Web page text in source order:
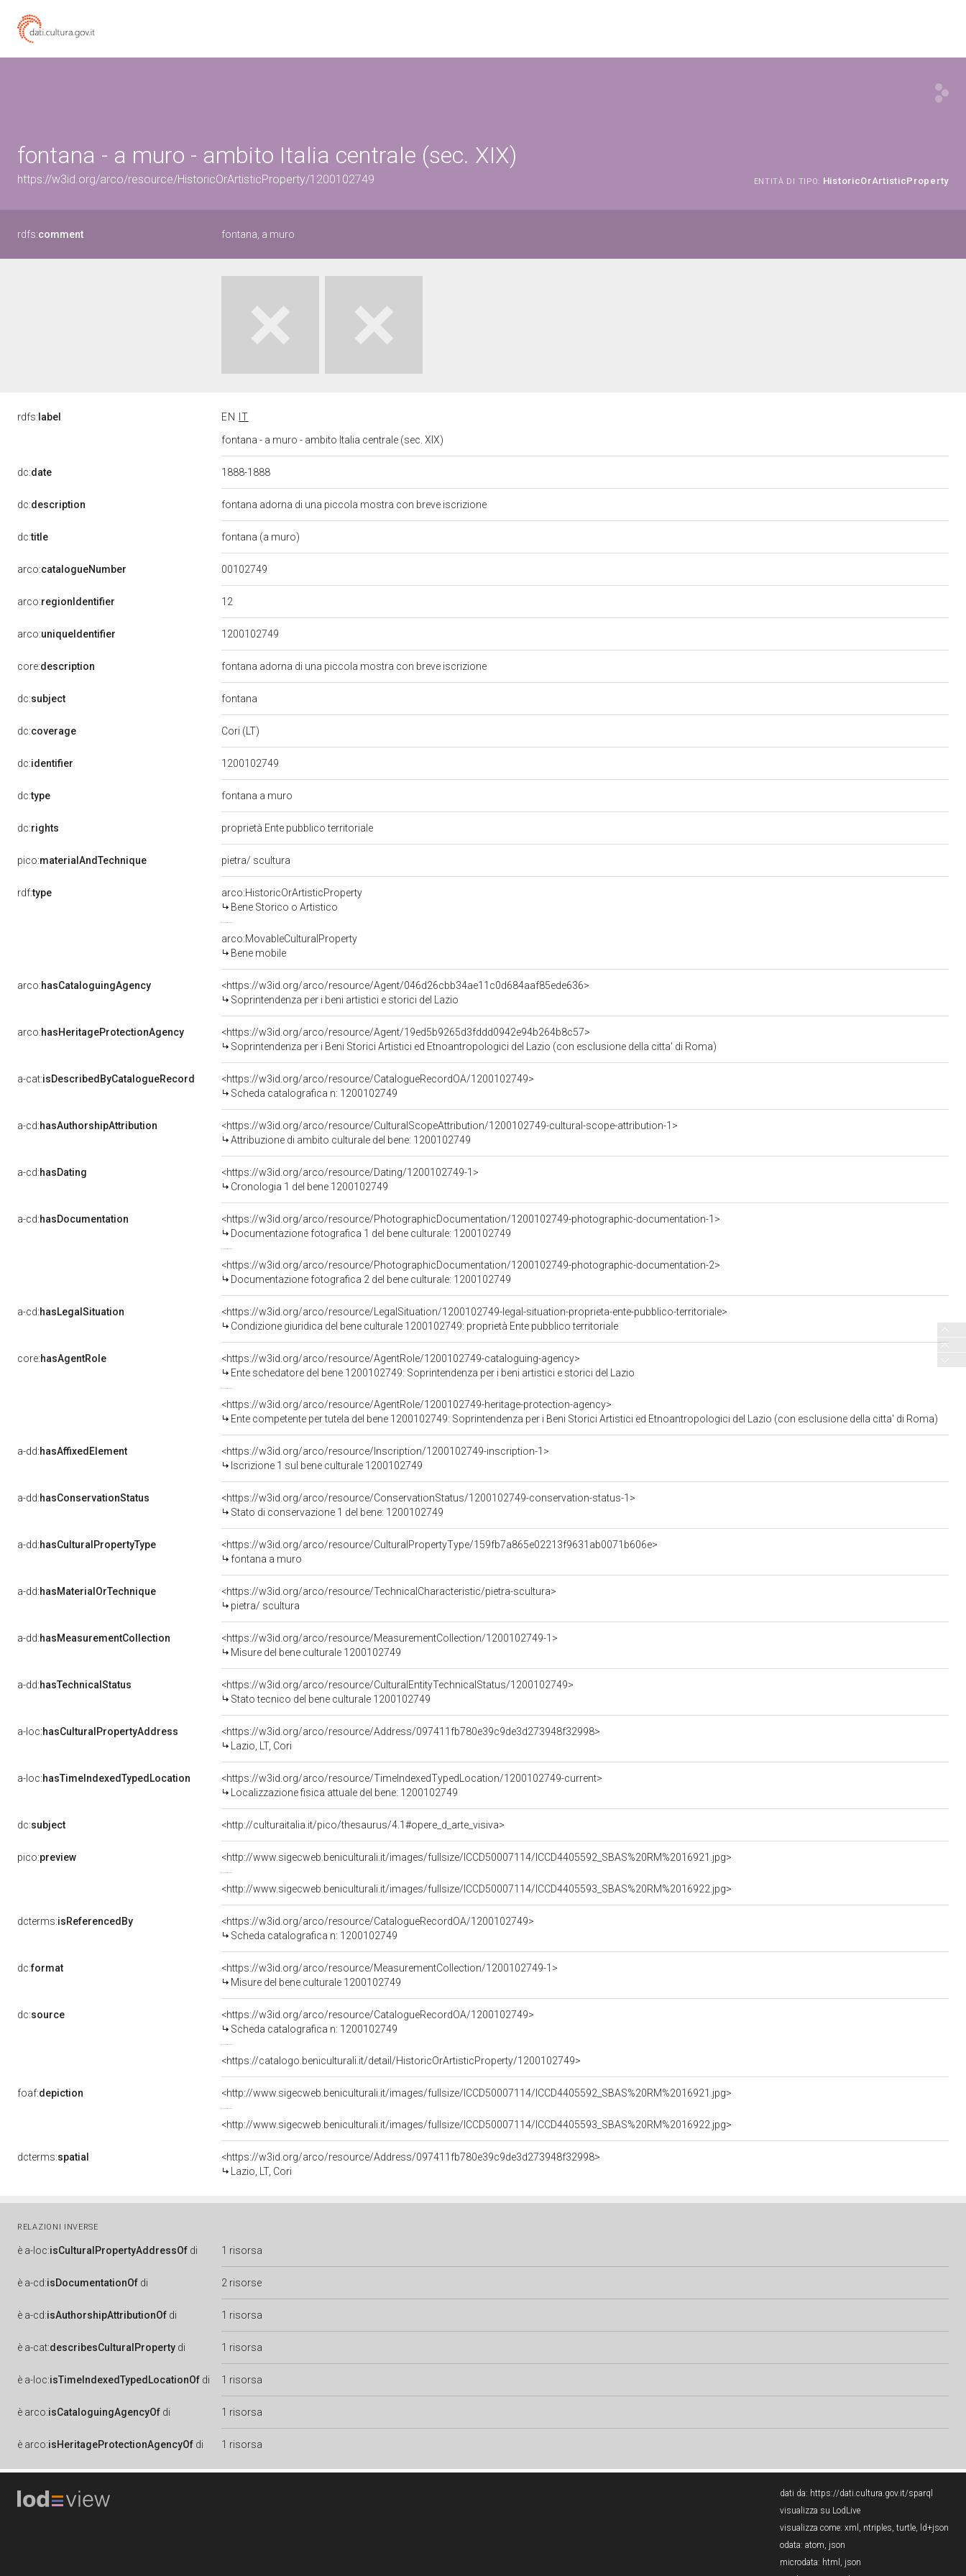
fontana - a muro - ambito Italia centrale (sec. XIX)
https://w3id.org/arco/resource/HistoricOrArtisticProperty/1200102749 ENTITÀ DI TIPO: HistoricOrArtisticProperty
rdfs:comment fontana, a muro
rdfs: label EN
IT
fontana - a muro - ambito Italia centrale (sec. XIX)
dc:date 1888-1888
dc:description fontana adorna di una piccola mostra con breve iscrizione
dc:title fontana (a muro)
arco:catalogueNumber 00102749
arco:regionIdentifier 12
arco:uniqueIdentifier 1200102749
core:description fontana adorna di una piccola mostra con breve iscrizione
dc:subject fontana
dc:coverage Cori (LT)
dc:identifier 1200102749
dc:type fontana a muro
dc:rights proprietà Ente pubblico territoriale
pico:materialAndTechnique pietra/ scultura
rdf:type
arco:HistoricOrArtisticProperty
Bene Storico o Artistico
arco:MovableCulturalProperty
Bene mobile
arco:hasCataloguingAgency
<https://w3id.org/arco/resource/Agent/046d26cbb34ae11c0d684aaf85ede636>
Soprintendenza per i beni artistici e storici del Lazio
arco:hasHeritageProtectionAgency
<https://w3id.org/arco/resource/Agent/19ed5b9265d3fddd0942e94b264b8c57>
Soprintendenza per i Beni Storici Artistici ed Etnoantropologici del Lazio (con esclusione della citta' di Roma)
a-cat:isDescribedByCatalogueRecord
<https://w3id.org/arco/resource/CatalogueRecordOA/1200102749>
Scheda catalografica n: 1200102749
a-cd:hasAuthorshipAttribution
<https://w3id.org/arco/resource/CulturalScopeAttribution/1200102749-cultural-scope-attribution-1>
Attribuzione di ambito culturale del bene: 1200102749
a-cd:hasDating
<https://w3id.org/arco/resource/Dating/1200102749-1>
Cronologia 1 del bene 1200102749
a-cd:hasDocumentation
<https://w3id.org/arco/resource/PhotographicDocumentation/1200102749-photographic-documentation-1>
Documentazione fotografica 1 del bene culturale: 1200102749
<https://w3id.org/arco/resource/PhotographicDocumentation/1200102749-photographic-documentation-2>
Documentazione fotografica 2 del bene culturale: 1200102749
a-cd:hasLegalSituation
<https://w3id.org/arco/resource/LegalSituation/1200102749-legal-situation-proprieta-ente-pubblico-territoriale>
Condizione giuridica del bene culturale 1200102749: proprietà Ente pubblico territoriale
core:hasAgentRole
<https://w3id.org/arco/resource/AgentRole/1200102749-cataloguing-agency>
Ente schedatore del bene 1200102749: Soprintendenza per i beni artistici e storici del Lazio
<https://w3id.org/arco/resource/AgentRole/1200102749-heritage-protection-agency>
Ente competente per tutela del bene 1200102749: Soprintendenza per i Beni Storici Artistici ed Etnoantropologici del Lazio (con esclusione della citta' di Roma)
a-dd:hasAffixedElement
<https://w3id.org/arco/resource/Inscription/1200102749-inscription-1>
Iscrizione 1 sul bene culturale 1200102749
a-dd:hasConservationStatus
<https://w3id.org/arco/resource/ConservationStatus/1200102749-conservation-status-1>
Stato di conservazione 1 del bene: 1200102749
a-dd:hasCulturalPropertyType
<https://w3id.org/arco/resource/CulturalPropertyType/159fb7a865e02213f9631ab0071b606e>
fontana a muro
a-dd:hasMaterialOrTechnique
<https://w3id.org/arco/resource/TechnicalCharacteristic/pietra-scultura>
pietra/ scultura
a-dd:hasMeasurementCollection
<https://w3id.org/arco/resource/MeasurementCollection/1200102749-1>
Misure del bene culturale 1200102749
a-dd:hasTechnicalStatus
<https://w3id.org/arco/resource/CulturalEntityTechnicalStatus/1200102749>
Stato tecnico del bene culturale 1200102749
a-loc:hasCulturalPropertyAddress
<https://w3id.org/arco/resource/Address/097411fb780e39c9de3d273948f32998>
Lazio, LT, Cori
a-loc:hasTimeIndexedTypedLocation
<https://w3id.org/arco/resource/TimeIndexedTypedLocation/1200102749-current>
Localizzazione fisica attuale del bene: 1200102749
dc:subject <http://culturaitalia.it/pico/thesaurus/4.1#opere_d_arte_visiva>
pico:preview <http://www.sigecweb.beniculturali.it/images/fullsize/ICCD50007114/ICCD4405592_SBAS%20RM%2016921.jpg>
<http://www.sigecweb.beniculturali.it/images/fullsize/ICCD50007114/ICCD4405593_SBAS%20RM%2016922.jpg>
dcterms:isReferencedBy
<https://w3id.org/arco/resource/CatalogueRecordOA/1200102749>
Scheda catalografica n: 1200102749
dc:format
<https://w3id.org/arco/resource/MeasurementCollection/1200102749-1>
Misure del bene culturale 1200102749
dc:source
<https://w3id.org/arco/resource/CatalogueRecordOA/1200102749>
Scheda catalografica n: 1200102749
<https://catalogo.beniculturali.it/detail/HistoricOrArtisticProperty/1200102749>
foaf:depiction <http://www.sigecweb.beniculturali.it/images/fullsize/ICCD50007114/ICCD4405592_SBAS%20RM%2016921.jpg>
<http://www.sigecweb.beniculturali.it/images/fullsize/ICCD50007114/ICCD4405593_SBAS%20RM%2016922.jpg>
dcterms:spatial
<https://w3id.org/arco/resource/Address/097411fb780e39c9de3d273948f32998>
Lazio, LT, Cori
RELAZIONI INVERSE
è a-loc:isCulturalPropertyAddressOf di 1 risorsa
è a-cd:isDocumentationOf di 2 risorse
è a-cd:isAuthorshipAttributionOf di 1 risorsa
è a-cat:describesCulturalProperty di 1 risorsa
è a-loc:isTimeIndexedTypedLocationOf di 1 risorsa
è arco:isCataloguingAgencyOf di 1 risorsa
è arco:isHeritageProtectionAgencyOf di 1 risorsa
dati da: https://dati.cultura.gov.it/sparql
visualizza su LodLive
visualizza come: xml , ntriples, turtle, ld+json
odata: atom, json
microdata: html , json